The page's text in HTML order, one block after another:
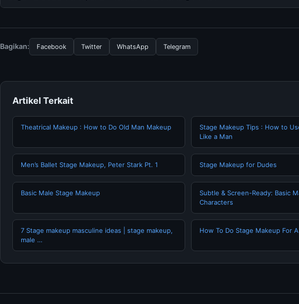
Bagikan:
Facebook Twitter WhatsApp Telegram
Artikel Terkait
Theatrical Makeup : How to Do Old Man Makeup
Stage Makeup Tips : How to
Like a Man
Men’s Ballet Stage Makeup, Peter Stark Pt. 1 Stage Makeup for Dudes
Basic Male Stage Makeup
Subtle & Screen-Ready: Basic
Characters
7 Stage makeup masculine ideas | stage makeup,
male …
How To Do Stage Makeup For